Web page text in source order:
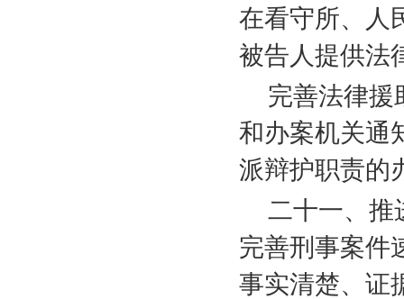
在看守所、人
被告人提供法
完善法律援
和办案机关通
派辩护职责的
二十一、推
完善刑事案件
事实清楚、证